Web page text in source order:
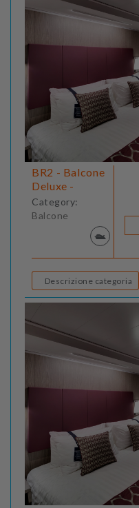
BR2 - Balcone
Deluxe -
Category:
Balcone
Descrizione categoria